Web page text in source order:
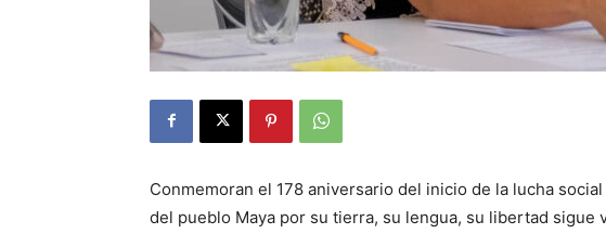
Conmemoran el 178 aniversario del inicio de la lucha
del pueblo Maya por su tierra, su lengua, su libertad sigue